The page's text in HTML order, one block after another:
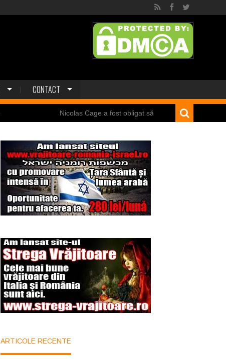
CONTACT
Nicolas Cage a fost obligat să restituie un craniu de dinozaur
ARTICOLE RECENTE